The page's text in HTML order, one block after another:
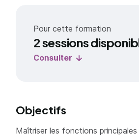
Pour cette formation
2 sessions
Consulter
Objectifs
Maîtriser les fonctions